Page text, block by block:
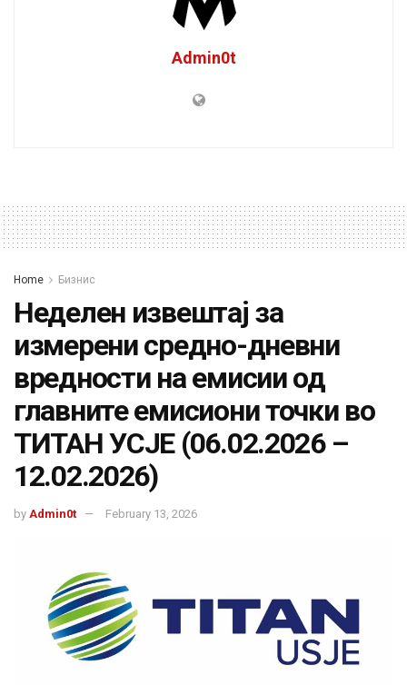
Admin0t
Home Бизнис
Неделен извештај за
измерени средно-дневни
вредности на емисии од
главните емисиони точки во
ТИТАН УСЈЕ (06.02.2026 –
12.02.2026)
by Admin0t February 13, 2026